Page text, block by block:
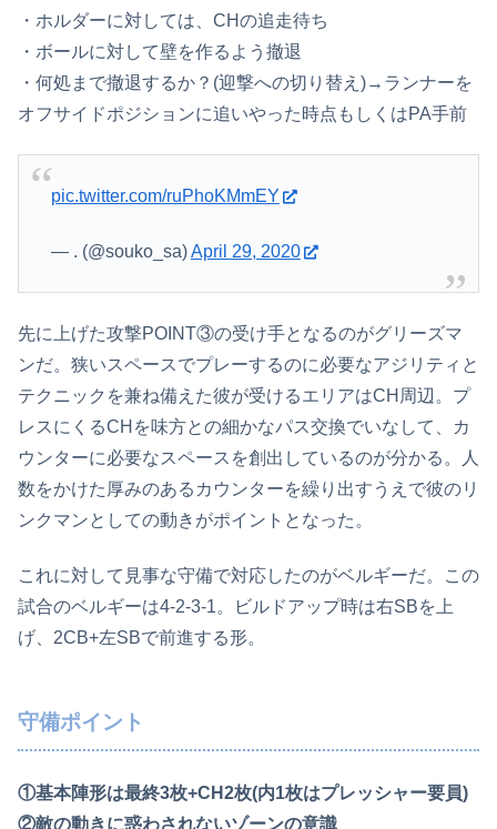
・ホルダーに対しては、CHの追走待ち
・ボールに対して壁を作るよう撤退
・何処まで撤退するか？(迎撃への切り替え)→ランナーを
オフサイドポジションに追いやった時点もしくはPA手前
pic.twitter.com/ruPhoKMmEY
— . (@souko_sa)April 29, 2020
先に上げた攻撃POINT③の受け手となるのがグリーズマ
ンだ。狭いスペースでプレーするのに必要なアジリティと
テクニックを兼ね備えた彼が受けるエリアはCH周辺。プ
レスにくるCHを味方との細かなパス交換でいなして、カ
ウンターに必要なスペースを創出しているのが分かる。人
数をかけた厚みのあるカウンターを繰り出すうえで彼のリ
ンクマンとしての動きがポイントとなった。
これに対して見事な守備で対応したのがベルギーだ。この
試合のベルギーは4-2-3-1。ビルドアップ時は右SBを上
げ、2CB+左SBで前進する形。
守備ポイント
①基本陣形は最終3枚+CH2枚(内1枚はプレッシャー要員)
②敵の動きに惑わされないゾーンの意識